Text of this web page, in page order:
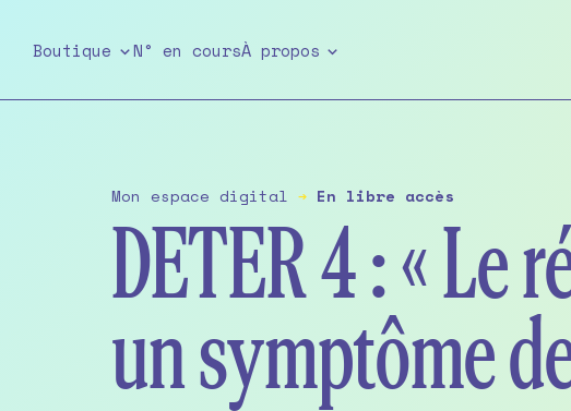
Boutique N° en coursÀ propos
Mon espace digital ➔ En libre accès
DETER 4 : « Le
un symptôme